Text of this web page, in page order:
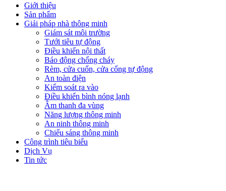
Giới thiệu
Sản phẩm
Giải pháp nhà thông minh
Giám sát môi trường
Tưới tiêu tự động
Điều khiển nội thất
Báo động chống cháy
Rèm, cửa cuốn, cửa cổng tự động
An toàn điện
Kiểm soát ra vào
Điều khiển bình nóng lạnh
Âm thanh đa vùng
Năng lượng thông minh
An ninh thông minh
Chiếu sáng thông minh
Công trình tiêu biểu
Dịch Vụ
Tin tức